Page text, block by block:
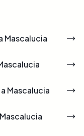
Mascalucia
Mascalucia